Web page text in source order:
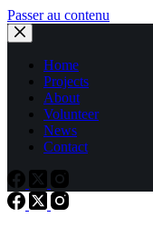
Passer au contenu
Home
Projects
About
Volunteer
News
Contact